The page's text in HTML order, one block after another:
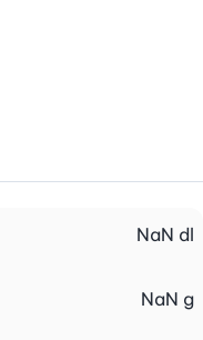
NaN dl
NaN g